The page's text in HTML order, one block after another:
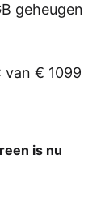
geheugen
van € 1099
is nu